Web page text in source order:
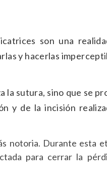
son una
y hacerlas
la sutura, sino que se
y de la incisión
notoria. Durante esta
para cerrar la